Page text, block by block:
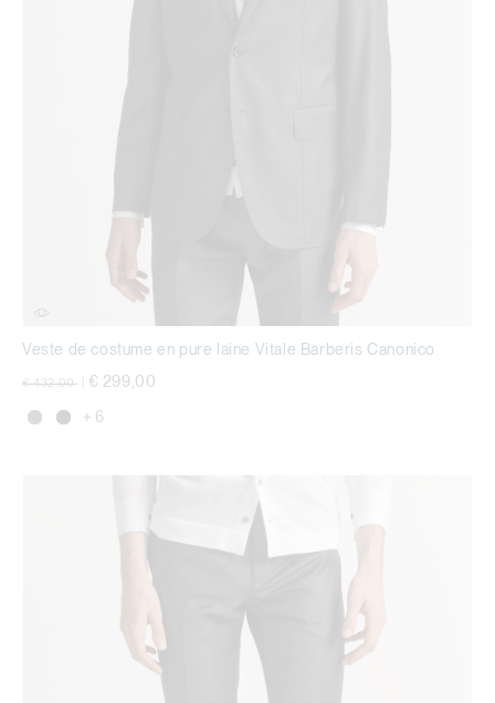
Veste de costume en pure laine Vitale Barberis Canonico
Prix réduit de
€ 432,00 € 299,00
+ 6